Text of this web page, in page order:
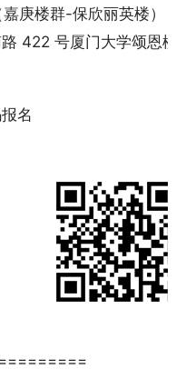
庚楼群-保欣丽英楼）
422 号厦门大学颂恩楼
名